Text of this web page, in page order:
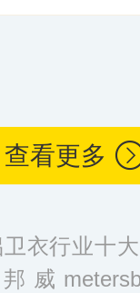
查看更多
衣行业十
威